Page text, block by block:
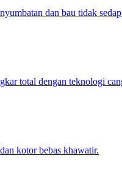
dan bau tidak
total dengan teknologi
kotor bebas khawatir.